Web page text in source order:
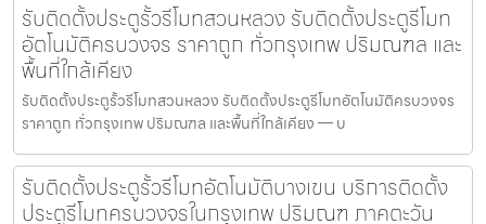
รับติดตั้งประตูรั้วรีโมทสวนหลวง รับติดตั้งประตูรีโมท
อัตโนมัติครบวงจร ราคาถูก ทั่วกรุงเทพ ปริมณฑล และ
พื้นที่ใกล้เคียง
รับติดตั้งประตูรั้วรีโมทสวนหลวง รับติดตั้งประตูรีโมทอัตโนมัติครบวงจร
ราคาถูก ทั่วกรุงเทพ ปริมณฑล และพื้นที่ใกล้เคียง — บ
รับติดตั้งประตูรั้วรีโมทอัตโนมัติบางเขน บริการติดตั้ง
ประตูรีโมทครบวงจรในกรุงเทพ ปริมณฑ ภาคตะวัน